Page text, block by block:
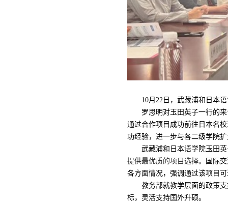
10月22日，武藏浦和日本
罗思明对玉田英子一行的
通过合作项目成功前往日本名
功经验，进一步与各二级学院
武藏浦和日本语学院玉田
提供最优质的项目选择。
国际
各方面情况，强调通过该项目
教务部就教学层面的政策
标，灵活支持国外升硕。